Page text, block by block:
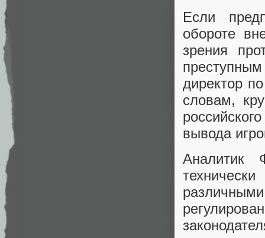
Если
обороте
зрения
директор
словам,
вывода
Аналитик